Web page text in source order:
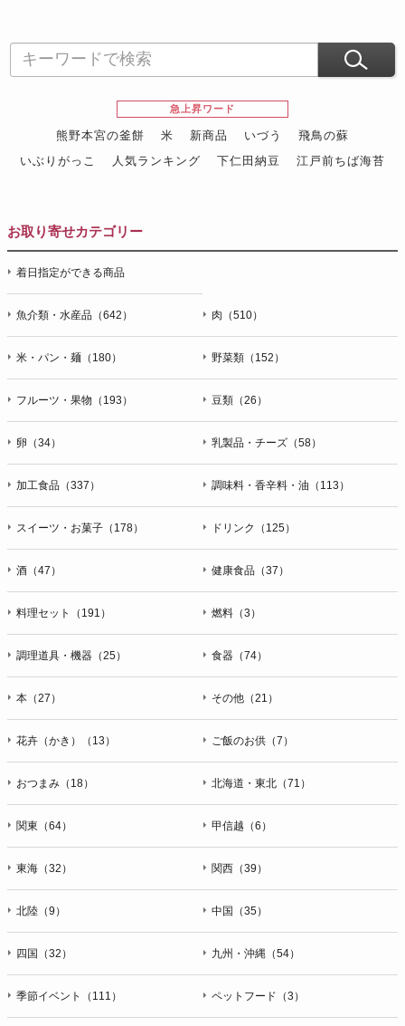
急上昇ワード
熊野本宮の釜餅 米 新商品 いづう
飛鳥の蘇
いぶりがっこ
人気ランキング 下仁田納豆
江戸前ちば海苔
お取り寄せカテゴリー
着日指定ができる商品
魚介類・水産品（642） 肉（510）
米・パン・麺（180） 野菜類（152）
フルーツ・果物（193） 豆類（26）
卵（34） 乳製品・チーズ（58）
加工食品（337） 調味料・香辛料・油（113）
スイーツ・お菓子（178） ドリンク（125）
酒（47） 健康食品（37）
料理セット（191） 燃料（3）
調理道具・機器（25） 食器（74）
本（27） その他（21）
花卉（かき）（13） ご飯のお供（7）
おつまみ（18） 北海道・東北（71）
関東（64） 甲信越（6）
東海（32） 関西（39）
北陸（9） 中国（35）
四国（32） 九州・沖縄（54）
季節イベント（111） ペットフード（3）